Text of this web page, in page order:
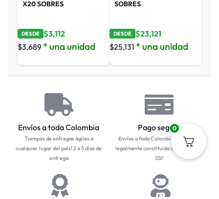
X20 SOBRES
DESDE $3,112
$3,689 * una unidad
SOBRES
DESDE $23,121
$25,131 * una unidad
Envíos a toda Colombia
Tiempos de entregas ágiles a
cualquier lugar del país! 2 a 5 días de
entrega
Pago seguro
Envíos a toda Colombia... Empresa
legalmente constituida con protocolo
SSl!
0